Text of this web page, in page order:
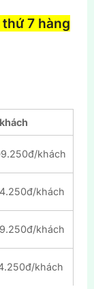
7 hàng
khách
khách
khách
khách